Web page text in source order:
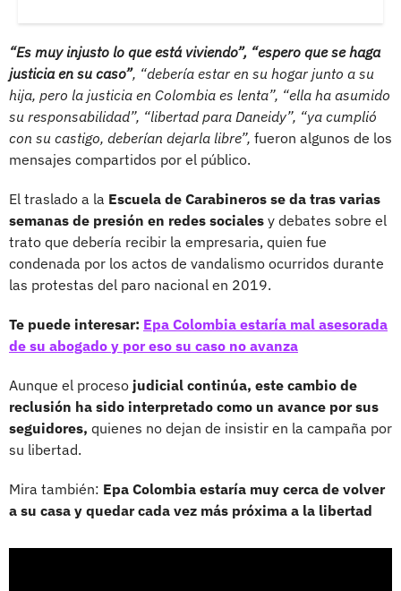
“Es muy injusto lo que está viviendo”, “espero que se haga
justicia en su caso”, “debería estar en su hogar junto a su
hija, pero la justicia en Colombia es lenta”, “ella ha asumido
su responsabilidad”, “libertad para Daneidy”, “ya cumplió
con su castigo, deberían dejarla libre”, fueron algunos de los
mensajes compartidos por el público.
El traslado a la Escuela de Carabineros se da tras varias
semanas de presión en redes sociales y debates sobre el
trato que debería recibir la empresaria, quien fue
condenada por los actos de vandalismo ocurridos durante
las protestas del paro nacional en 2019.
Te puede interesar: Epa Colombia estaría mal asesorada
de su abogado y por eso su caso no avanza
Aunque el proceso judicial continúa, este cambio de
reclusión ha sido interpretado como un avance por sus
seguidores, quienes no dejan de insistir en la campaña por
su libertad.
Mira también: Epa Colombia estaría muy cerca de volver
a su casa y quedar cada vez más próxima a la libertad